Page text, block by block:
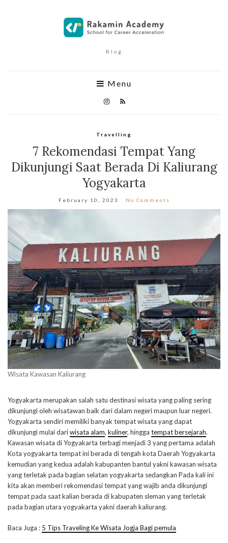
Blog
Menu
Travelling
7 Rekomendasi Tempat Yang
Dikunjungi Saat Berada Di Kaliurang
Yogyakarta
February 10, 2023 No Comments
Wisata Kawasan Kaliurang
Yogyakarta merupakan salah satu destinasi wisata yang paling sering
dikunjungi oleh wisatawan baik dari dalam negeri maupun luar negeri.
Yogyakarta sendiri memiliki banyak tempat wisata yang dapat
dikunjungi mulai dariwisata alam, kuliner, hingga tempat bersejarah.
Kawasan wisata di Yogyakarta terbagi menjadi 3 yang pertama adalah
Kota yogyakarta tempat ini berada di tengah kota Daerah Yogyakarta
kemudian yang kedua adalah kabupanten bantul yakni kawasan wisata
yang terletak pada bagian selatan yogyakarta sedangkan Pada kali ini
kita akan memberi rekomendasi tempat yang wajib anda dikunjungi
tempat pada saat kalian berada di kabupaten sleman yang terletak
pada bagian utara yogyakarta yakni daerah kaliurang.
Baca Juga : 5 Tips Traveling Ke Wisata Jogja Bagi pemula